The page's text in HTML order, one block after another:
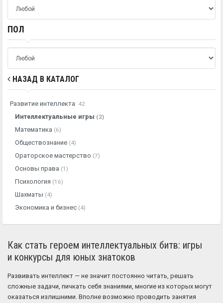
ПОЛ
НАЗАД В КАТАЛОГ
Развитие интеллекта 42
Интеллектуальные игры (2)
Математика (6)
Обществознание (4)
Ораторское мастерство (7)
Основы права (1)
Психология (16)
Шахматы (4)
Экономика и бизнес (4)
Как стать героем интеллектуальных битв: игры
и конкурсы для юных знатоков
Развивать интеллект — не значит постоянно читать, решать
сложные задачи, пичкать себя знаниями, многие из которых могут
оказаться излишними. Вполне возможно проводить занятия